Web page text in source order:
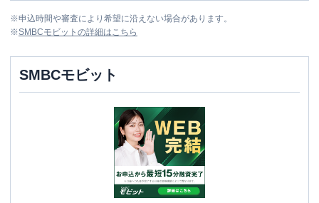
※申込時間や審査により希望に沿えない場合があります。
※SMBCモビット の詳細はこちら
SMBCモビット